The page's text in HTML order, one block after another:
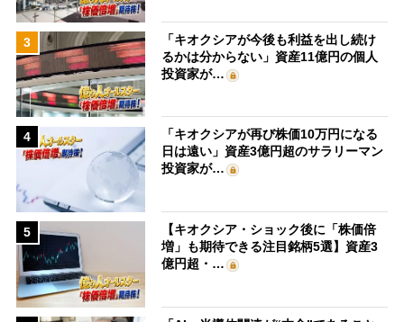
3
「キオクシアが今後も利益を出し続け
るかは分からない」資産11億円の個人
投資家が…
4
「キオクシアが再び株価10万円になる
日は遠い」資産3億円超のサラリーマン
投資家が…
5
【キオクシア・ショック後に「株価倍
増」も期待できる注目銘柄5選】資産3
億円超・…